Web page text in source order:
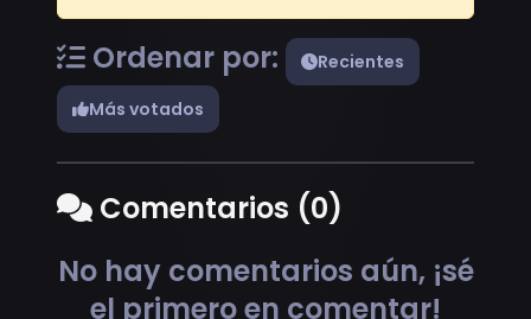
Ordenar por:
Recientes
Más votados
Comentarios (0)
No hay comentarios aún, ¡sé
el primero en comentar!